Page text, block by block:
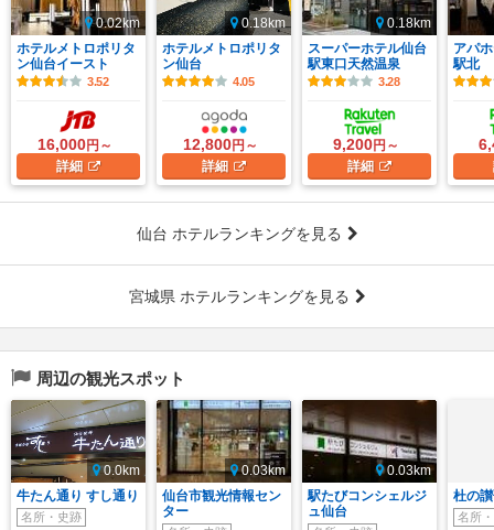
0.02km
ホテルメトロポリタ
ン仙台イースト
3.52
16,000円～
詳細
0.18km
ホテルメトロポリタ
ン仙台
4.05
12,800円～
詳細
0.18km
スーパーホテル仙台
駅東口天然温泉
3.28
9,200円～
詳細
アパ
駅北
仙台 ホテルランキングを見る
宮城県 ホテルランキングを見る
周辺の観光スポット
0.0km
牛たん通り すし通り
名所・史跡
0.03km
仙台市観光情報セン
ター
0.03km
駅たびコンシェルジ
ュ仙台
杜の
名所